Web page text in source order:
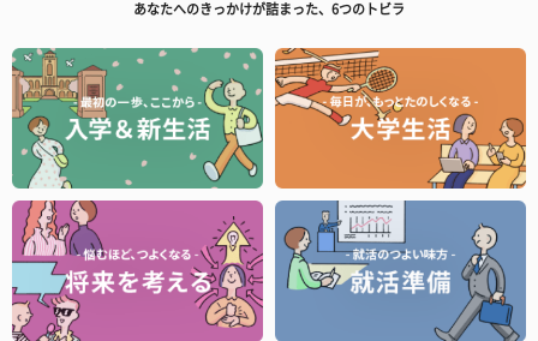
あなたへのきっかけが詰まった、6つのトビラ